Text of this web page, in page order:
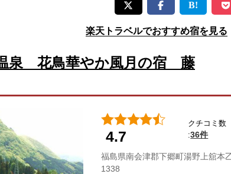
楽天トラベルでおすすめ宿を見る
泉 花鳥華やか風月の宿 藤
4.7
クチコミ数
:36件
福島県南会津郡下郷町湯野上舘本
1338